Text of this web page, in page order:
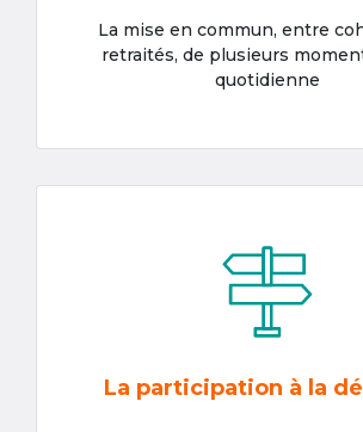
La mise en commun, entre
retraités, de plusieurs
quotidienne
La participation à la